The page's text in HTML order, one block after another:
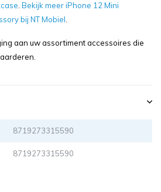
Bekijk meer iPhone 12 Mini
bij NT Mobiel
aan uw assortiment accessoires die
8719273315590
8719273315590